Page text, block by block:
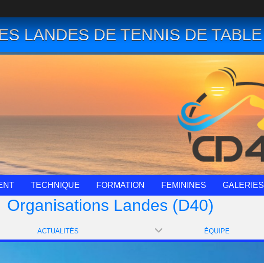
LANDES DE TENNIS DE TABLE
TECHNIQUE FORMATION FEMININES GALERIES
Organisations Landes (D40)
ACTUALITÉS ÉQUIPE